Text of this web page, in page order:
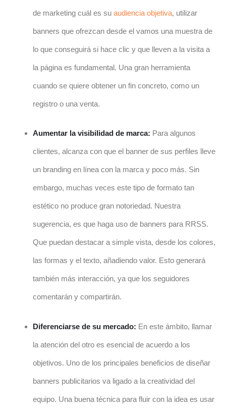
de marketing cuál es su audiencia objetiva, utilizar
banners que ofrezcan desde el vamos una muestra de
lo que conseguirá si hace clic y que lleven a la visita a
la página es fundamental. Una gran herramienta
cuando se quiere obtener un fin concreto, como un
registro o una venta.
Aumentar la visibilidad de marca: Para algunos
clientes, alcanza con que el banner de sus perfiles lleve
un branding en línea con la marca y poco más. Sin
embargo, muchas veces este tipo de formato tan
estético no produce gran notoriedad. Nuestra
sugerencia, es que haga uso de banners para RRSS.
Que puedan destacar a simple vista, desde los colores,
las formas y el texto, añadiendo valor. Esto generará
también más interacción, ya que los seguidores
comentarán y compartirán.
Diferenciarse de su mercado: En este ámbito, llamar
la atención del otro es esencial de acuerdo a los
objetivos. Uno de los principales beneficios de diseñar
banners publicitarios va ligado a la creatividad del
equipo. Una buena técnica para fluir con la idea es usar